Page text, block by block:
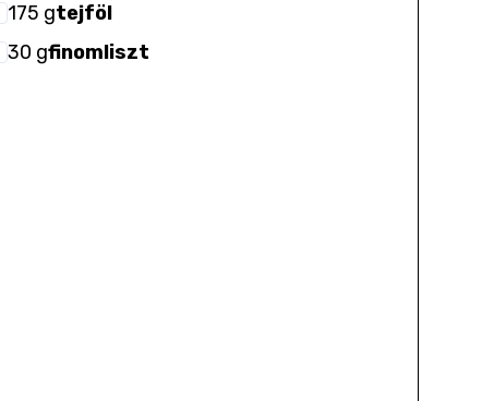
175 gtejföl
30 gfinomliszt